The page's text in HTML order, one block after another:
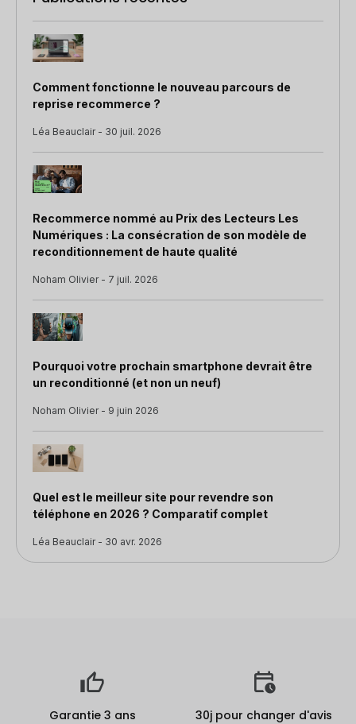
Comment fonctionne le nouveau parcours de
reprise recommerce ?
Léa Beauclair - 30 juil. 2026
Recommerce nommé au Prix des Lecteurs Les
Numériques : La consécration de son modèle de
reconditionnement de haute qualité
Noham Olivier - 7 juil. 2026
Pourquoi votre prochain smartphone devrait être
un reconditionné (et non un neuf)
Noham Olivier - 9 juin 2026
Quel est le meilleur site pour revendre son
téléphone en 2026 ? Comparatif complet
Léa Beauclair - 30 avr. 2026
Garantie 3 ans 30j pour changer d'avis